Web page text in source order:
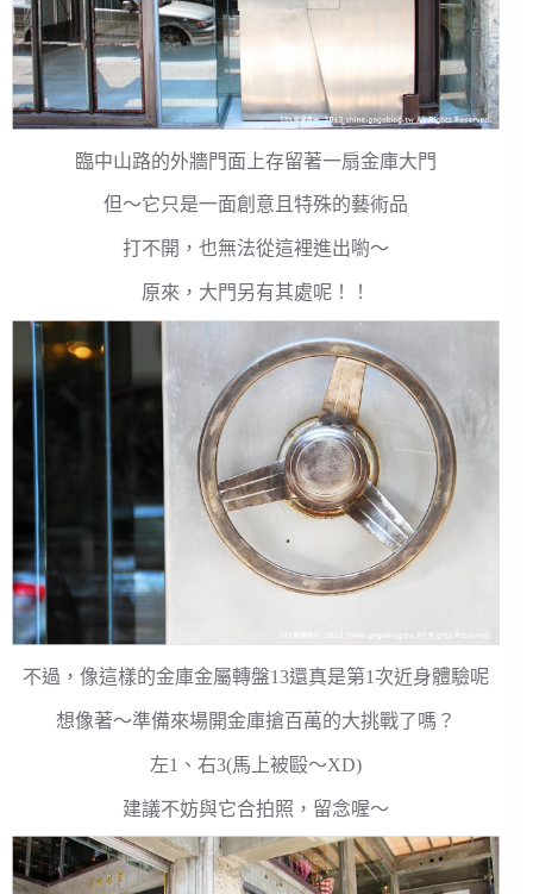
臨中山路的外牆門面上存留著一扇金庫大門
但～它只是一面創意且特殊的藝術品
打不開，也無法從這裡進出喲～
原來，大門另有其處呢！！
不過，像這樣的金庫金屬轉盤13還真是第1次近身體驗呢
想像著～準備來場開金庫搶百萬的大挑戰了嗎？
左1、右3(馬上被毆～XD)
建議不妨與它合拍照，留念喔～